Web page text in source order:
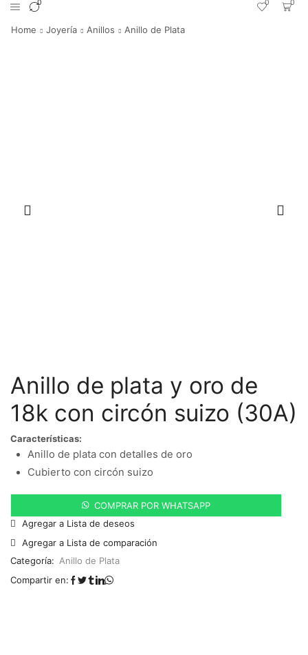
0 0 0
Home Joyería Anillos Anillo de Plata
Anillo de plata y oro de
18k con circón suizo (30A)
Características:
Anillo de plata con detalles de oro
Cubierto con circón suizo
COMPRAR POR WHATSAPP
Agregar a Lista de deseos
Agregar a Lista de comparación
Categoría: Anillo de Plata
Compartir en: